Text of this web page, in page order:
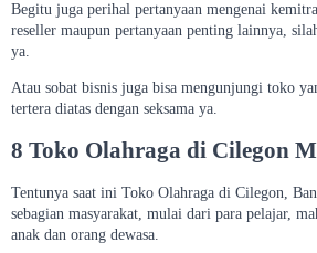
Begitu juga perihal pertanyaan mengenai
reseller maupun pertanyaan penting lainnya,
ya.
Atau sobat bisnis juga bisa mengunjungi toko
tertera diatas dengan seksama ya.
8 Toko Olahraga di Cilegon
Tentunya saat ini Toko Olahraga di Cilegon,
sebagian masyarakat, mulai dari para pelajar,
anak dan orang dewasa.